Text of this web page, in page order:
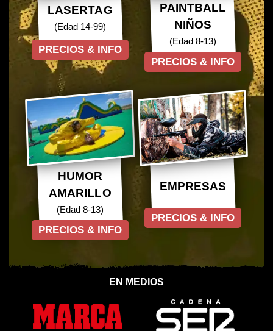
LASERTAG
(Edad 14-99)
PRECIOS & INFO
PAINTBALL
NIÑOS
(Edad 8-13)
PRECIOS & INFO
HUMOR
AMARILLO
(Edad 8-13)
PRECIOS & INFO
EMPRESAS
PRECIOS & INFO
EN MEDIOS